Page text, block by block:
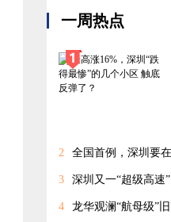
一周热点
2 全国首例，深圳要
体！
3 深圳又一“超级高速
经龙岗龙华宝安
4 龙华观澜“航母级”